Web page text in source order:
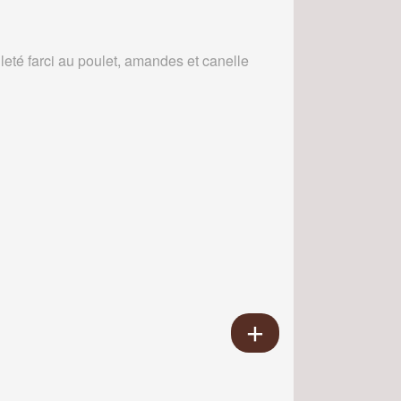
farci au poulet, amandes et canelle